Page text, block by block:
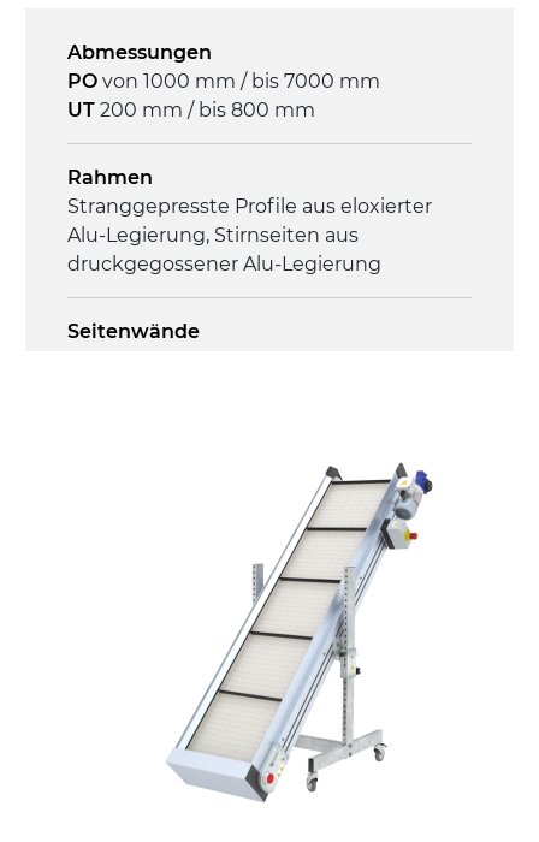
Geschwindigkeit
4,6 m/Minute
Steuerung
On/Off, E-Stopp, Motor-
Überlastungsschutz
Abmessungen
PO von 1000 mm / bis 7000 mm
UT 200 mm / bis 800 mm
Rahmen
Stranggepresste Profile aus eloxierter
Alu-Legierung, Stirnseiten aus
druckgegossener Alu-Legierung
Seitenwände
ausziehbare Elemente aus
druckgegossener Alu-Legierung, Beine
aus verzinktem Metallrohr, Stellfüße
PP geprägte Oberfläche in Grau RAL7035
(FDA) mit in die Förderfläche integrierten
Seitenwänden
direkt, Zug (linke Seite),